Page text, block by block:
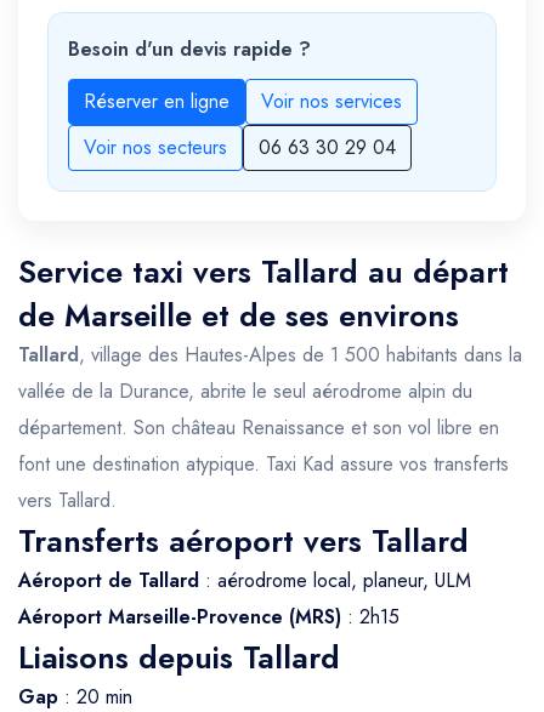
Besoin d'un devis rapide ?
Réserver en ligne
Voir nos services
Voir nos secteurs
06 63 30 29 04
Service taxi vers Tallard au départ
de Marseille et de ses environs
Tallard, village des Hautes-Alpes de 1 500 habitants dans la
vallée de la Durance, abrite le seul aérodrome alpin du
département. Son château Renaissance et son vol libre en
font une destination atypique. Taxi Kad assure vos transferts
vers Tallard.
Transferts aéroport vers Tallard
Aéroport de Tallard : aérodrome local, planeur, ULM
Aéroport Marseille-Provence (MRS) : 2h15
Liaisons depuis Tallard
Gap : 20 min